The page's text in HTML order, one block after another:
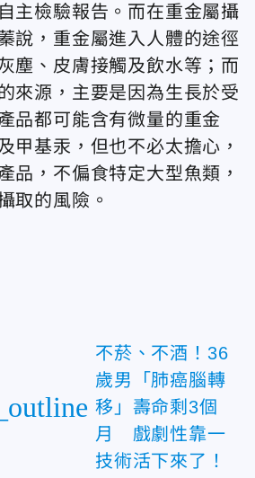
主檢驗報告。而在重金屬攝
說，重金屬進入人體的途徑
塵、皮膚接觸及飲水等；而
來源，主要是因為生長於受
品都可能含有微量的重金
甲基汞，但也不必太擔心，
品，不偏食特定大型魚類，
取的風險。
不菸、不酒！36
歲男「肺癌腦轉
移」壽命剩3個
月 戲劇性靠一
技術活下來了！